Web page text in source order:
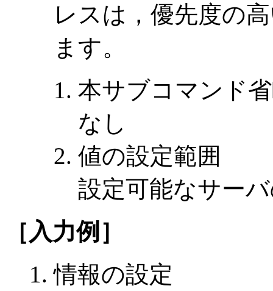
レスは，優先度の
ます。
本サブコマンド
なし
値の設定範囲
設定可能なサー
［入力例］
情報の設定